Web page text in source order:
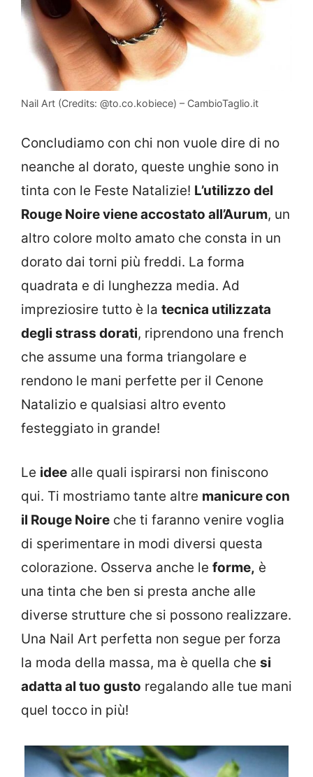
Nail Art (Credits: @to.co.kobiece) – CambioTaglio.it
Concludiamo con chi non vuole dire di no
neanche al dorato, queste unghie sono in
tinta con le Feste Natalizie! L’utilizzo del
Rouge Noire viene accostato all’Aurum, un
altro colore molto amato che consta in un
dorato dai torni più freddi. La forma
quadrata e di lunghezza media. Ad
impreziosire tutto è la tecnica utilizzata
degli strass dorati, riprendono una french
che assume una forma triangolare e
rendono le mani perfette per il Cenone
Natalizio e qualsiasi altro evento
festeggiato in grande!
Le idee alle quali ispirarsi non finiscono
qui. Ti mostriamo tante altre manicure con
il Rouge Noire che ti faranno venire voglia
di sperimentare in modi diversi questa
colorazione. Osserva anche le forme, è
una tinta che ben si presta anche alle
diverse strutture che si possono realizzare.
Una Nail Art perfetta non segue per forza
la moda della massa, ma è quella che si
adatta al tuo gusto regalando alle tue mani
quel tocco in più!